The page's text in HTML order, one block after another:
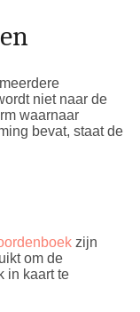
niet naar de
waarnaar
bevat, staat de
zijn
om de
in kaart te